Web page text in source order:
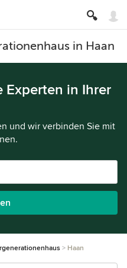
in Haan
Experten in Ihrer
und wir verbinden Sie mit
Haan